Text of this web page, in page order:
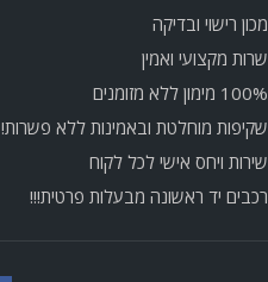
מכון רישוי ובדיקה
שרות מקצועי ואמין
100% מימון ללא מזומנים
שקיפות מוחלטת ובאמינות ללא פשרות!
שירות ויחס אישי לכל לקוח
רכבים יד ראשונה מבעלות פרטית!!!